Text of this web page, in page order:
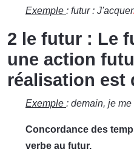
Exemple : futur : J'acquer
2 le futur : Le
une action
réalisation est
Exemple : demain, je me
Concordance des
verbe au futur.